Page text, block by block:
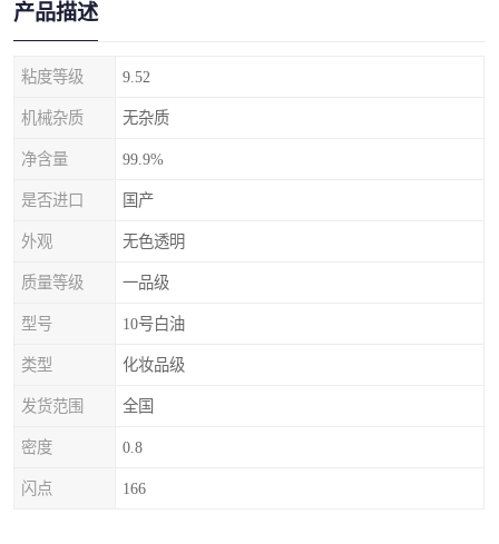
产品描述
粘度等级 9.52
机械杂质 无杂质
净含量 99.9%
是否进口 国产
外观 无色透明
质量等级 一品级
型号 10号白油
类型 化妆品级
发货范围 全国
密度 0.8
闪点 166